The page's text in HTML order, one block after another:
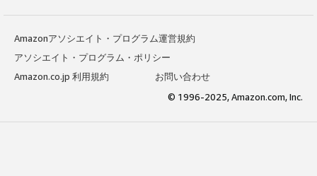
Amazonアソシエイト・プログラム運営規約
アソシエイト・プログラム・ポリシー
Amazon.co.jp 利用規約
お問い合わせ
© 1996-2025, Amazon.com, Inc.